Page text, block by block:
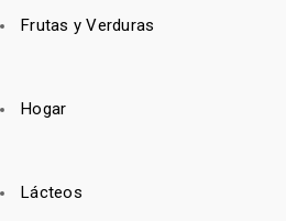
Frutas y Verduras
Hogar
Lácteos